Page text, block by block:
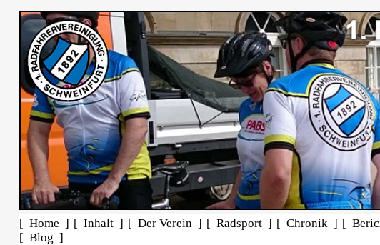
[ Home ] [ Inhalt ] [ Der Verein ] [ Radsport ] [ Chronik ] [
[ Blog ]